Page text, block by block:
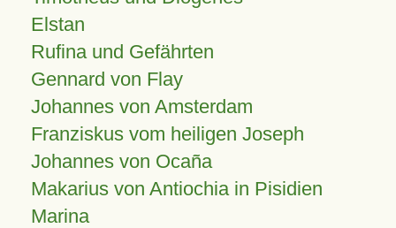
Elstan
Rufina und Gefährten
Gennard von Flay
Johannes von Amsterdam
Franziskus vom heiligen Joseph
Johannes von Ocaña
Makarius von Antiochia in Pisidien
Marina